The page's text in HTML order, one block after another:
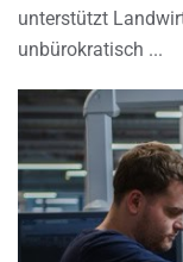
unterstützt
unbürokratisch